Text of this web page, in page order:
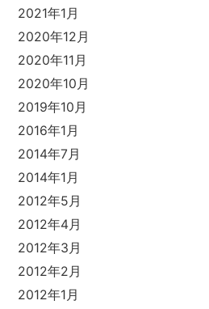
2021年1月
2020年12月
2020年11月
2020年10月
2019年10月
2016年1月
2014年7月
2014年1月
2012年5月
2012年4月
2012年3月
2012年2月
2012年1月